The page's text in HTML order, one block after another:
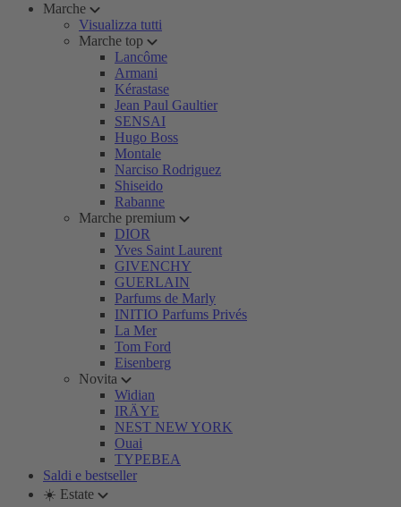
Marche
Visualizza tutti
Marche top
Lancôme
Armani
Kérastase
Jean Paul Gaultier
SENSAI
Hugo Boss
Montale
Narciso Rodriguez
Shiseido
Rabanne
Marche premium
DIOR
Yves Saint Laurent
GIVENCHY
GUERLAIN
Parfums de Marly
INITIO Parfums Privés
La Mer
Tom Ford
Eisenberg
Novita
Widian
IRÄYE
NEST NEW YORK
Ouai
TYPEBEA
Saldi e bestseller
☀️ Estate